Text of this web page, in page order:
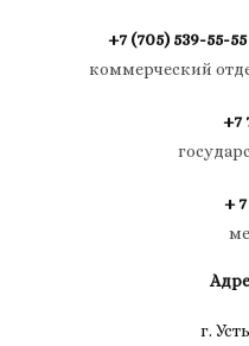
+7 (705) 539-55-55
коммерческий
+7
+ 7
г.